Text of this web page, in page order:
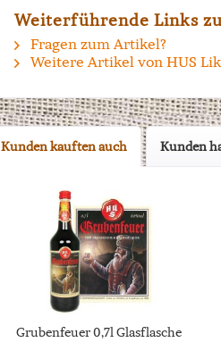
Weiterführende Links
Fragen zum Artikel?
Weitere Artikel von HUS
Kunden kauften auch Kunden
Grubenfeuer 0,7l Glasflasche